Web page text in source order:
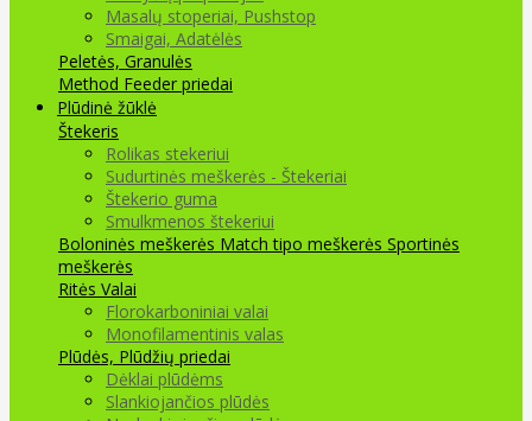
Masalų stoperiai, Pushstop
Smaigai, Adatėlės
Peletės, Granulės
Method Feeder priedai
Plūdinė žūklė
Štekeris
Rolikas stekeriui
Sudurtinės meškerės - Štekeriai
Štekerio guma
Smulkmenos štekeriui
Boloninės meškerės Match tipo meškerės Sportinės
meškerės
Ritės Valai
Florokarboniniai valai
Monofilamentinis valas
Plūdės, Plūdžių priedai
Dėklai plūdėms
Slankiojančios plūdės